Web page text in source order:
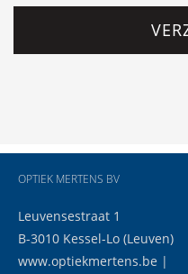
OPTIEK MERTENS BV
Leuvensestraat 1
B-3010 Kessel-Lo (Leuven)
www.optiekmertens.be |